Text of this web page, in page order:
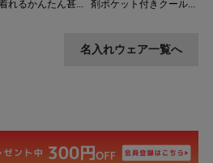
れるかんたん甚...
剤ポケット付きクール...
名入れウェア一覧へ